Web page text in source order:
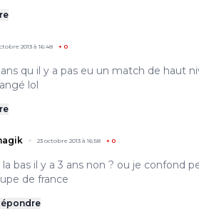
2013 à 16:48 + 0
qu il y a pas eu un match de haut
lol
23 octobre 2013 à 16:58 + 0
la bas il y a 3 ans non ? ou je confond
de france